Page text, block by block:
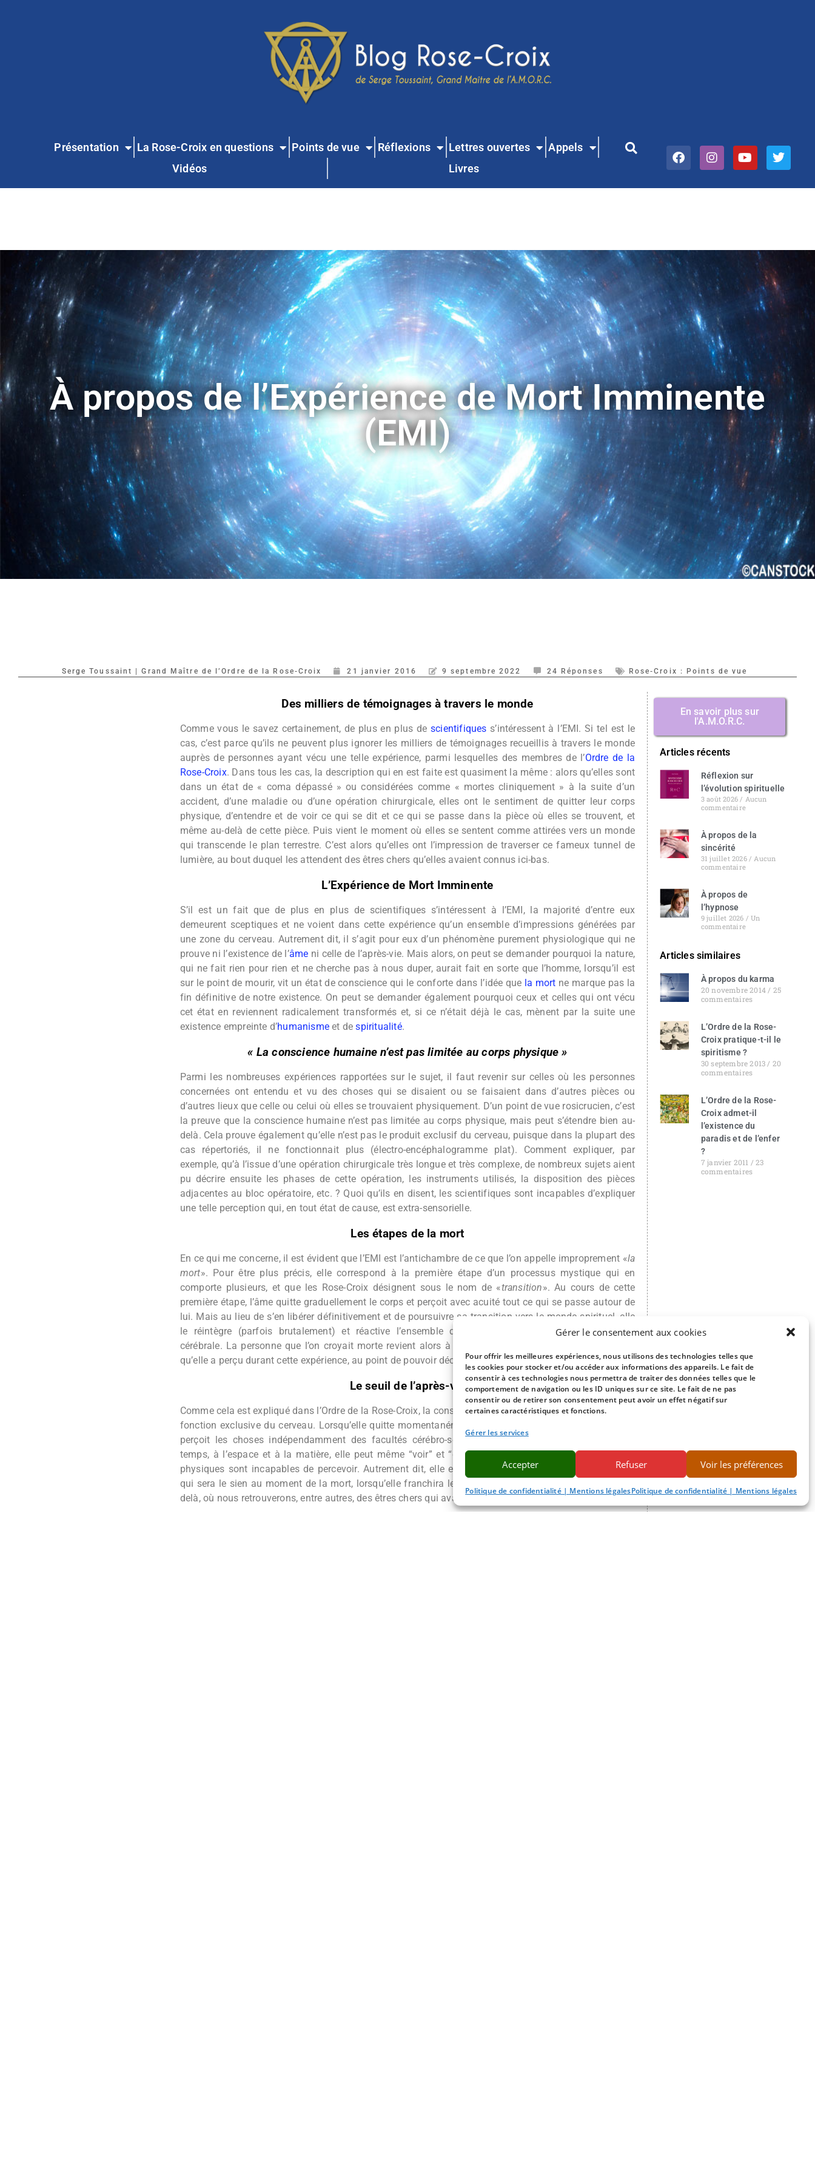
Gérer le consentement aux cookies
Pour offrir les meilleures expériences, nous utilisons des technologies telles que
les cookies pour stocker et/ou accéder aux informations des appareils. Le fait de
consentir à ces technologies nous permettra de traiter des données telles que le
comportement de navigation ou les ID uniques sur ce site. Le fait de ne pas
consentir ou de retirer son consentement peut avoir un effet négatif sur
certaines caractéristiques et fonctions.
Gérer les services
Accepter Refuser Voir les préférences
Politique de confidentialité | Mentions légalesPolitique de confidentialité | Mentions légales
Présentation La Rose-Croix en questions Points de vue Réflexions Lettres ouvertes
Appels
Vidéos
Livres
À propos de l’Expérience de Mort Imminente
(EMI)
Serge Toussaint | Grand Maître de l’Ordre de la Rose-Croix 21 janvier 2016 9 septembre 2022 24 Réponses Rose-Croix : Points de vue
Des milliers de témoignages à travers le monde
Comme vous le savez certainement, de plus en plus de scientifiques s’intéressent à l’EMI. Si tel est le
cas, c’est parce qu’ils ne peuvent plus ignorer les milliers de témoignages recueillis à travers le monde
auprès de personnes ayant vécu une telle expérience, parmi lesquelles des membres de l’Ordre de la
Rose-Croix. Dans tous les cas, la description qui en est faite est quasiment la même : alors qu’elles sont
dans un état de « coma dépassé » ou considérées comme « mortes cliniquement » à la suite d’un
accident, d’une maladie ou d’une opération chirurgicale, elles ont le sentiment de quitter leur corps
physique, d’entendre et de voir ce qui se dit et ce qui se passe dans la pièce où elles se trouvent, et
même au-delà de cette pièce. Puis vient le moment où elles se sentent comme attirées vers un monde
qui transcende le plan terrestre. C’est alors qu’elles ont l’impression de traverser ce fameux tunnel de
lumière, au bout duquel les attendent des êtres chers qu’elles avaient connus ici-bas.
L’Expérience de Mort Imminente
S’il est un fait que de plus en plus de scientifiques s’intéressent à l’EMI, la majorité d’entre eux
demeurent sceptiques et ne voient dans cette expérience qu’un ensemble d’impressions générées par
une zone du cerveau. Autrement dit, il s’agit pour eux d’un phénomène purement physiologique qui ne
prouve ni l’existence de l’âme ni celle de l’après-vie. Mais alors, on peut se demander pourquoi la nature,
qui ne fait rien pour rien et ne cherche pas à nous duper, aurait fait en sorte que l’homme, lorsqu’il est
sur le point de mourir, vit un état de conscience qui le conforte dans l’idée que la mort ne marque pas la
fin définitive de notre existence. On peut se demander également pourquoi ceux et celles qui ont vécu
cet état en reviennent radicalement transformés et, si ce n’était déjà le cas, mènent par la suite une
existence empreinte d’humanisme et despiritualité.
« La conscience humaine n’est pas limitée au corps physique »
Parmi les nombreuses expériences rapportées sur le sujet, il faut revenir sur celles où les personnes
concernées ont entendu et vu des choses qui se disaient ou se faisaient dans d’autres pièces ou
d’autres lieux que celle ou celui où elles se trouvaient physiquement. D’un point de vue rosicrucien, c’est
la preuve que la conscience humaine n’est pas limitée au corps physique, mais peut s’étendre bien au-
delà. Cela prouve également qu’elle n’est pas le produit exclusif du cerveau, puisque dans la plupart des
cas répertoriés, il ne fonctionnait plus (électro-encéphalogramme plat). Comment expliquer, par
exemple, qu’à l’issue d’une opération chirurgicale très longue et très complexe, de nombreux sujets aient
pu décrire ensuite les phases de cette opération, les instruments utilisés, la disposition des pièces
adjacentes au bloc opératoire, etc. ? Quoi qu’ils en disent, les scientifiques sont incapables d’expliquer
une telle perception qui, en tout état de cause, est extra-sensorielle.
Les étapes de la mort
En ce qui me concerne, il est évident que l’EMI est l’antichambre de ce que l’on appelle improprement «la
mort». Pour être plus précis, elle correspond à la première étape d’un processus mystique qui en
comporte plusieurs, et que les Rose-Croix désignent sous le nom de «transition». Au cours de cette
première étape, l’âme quitte graduellement le corps et perçoit avec acuité tout ce qui se passe autour de
lui. Mais au lieu de s’en libérer définitivement et de poursuivre sa transition vers le monde spirituel, elle
le réintègre (parfois brutalement) et réactive l’ensemble de ses fonctions vitales, dont l’activité
cérébrale. La personne que l’on croyait morte revient alors à la conscience, gardant le souvenir de ce
qu’elle a perçu durant cette expérience, au point de pouvoir décrire ce qu’elle a vu et entendu.
Le seuil de l’après-vie
Comme cela est expliqué dans l’Ordre de la Rose-Croix, la conscience est un attribut de l’âme et non une
fonction exclusive du cerveau. Lorsqu’elle quitte momentanément le corps à l’occasion d’une EMI, elle
perçoit les choses indépendamment des facultés cérébro-sensorielles. Libérée des limites liées au
temps, à l’espace et à la matière, elle peut même “voir” et “entendre” ce que notre vue et notre ouïe
physiques sont incapables de percevoir. Autrement dit, elle expérimente provisoirement l’état spirituel
qui sera le sien au moment de la mort, lorsqu’elle franchira le seuil de l’après-vie et accéderons à l’au-
delà, où nous retrouverons, entre autres, des êtres chers qui avaient déjà transité.
En savoir plus sur
l'A.M.O.R.C.
Articles récents
Réflexion sur
l’évolution spirituelle
3 août 2026 Aucun
commentaire
À propos de la
sincérité
31 juillet 2026 Aucun
commentaire
À propos de
l’hypnose
9 juillet 2026
Un
commentaire
Articles similaires
À propos du karma
20 novembre 2014 25
commentaires
L’Ordre de la Rose-
Croix pratique-t-il le
spiritisme ?
30 septembre 2013 20
commentaires
L’Ordre de la Rose-
Croix admet-il
l’existence du
paradis et de l’enfer
?
7 janvier 2011
23
commentaires